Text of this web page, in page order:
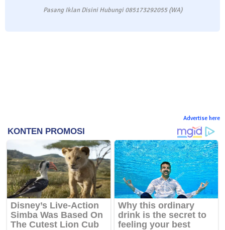
Pasang Iklan Disini Hubungi 085173292055 (WA)
Advertise here